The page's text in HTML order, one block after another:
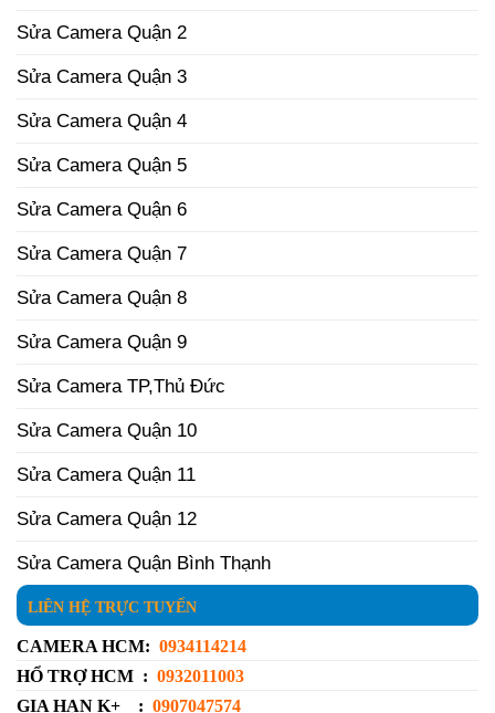
Sửa Camera Quận 2
Sửa Camera Quận 3
Sửa Camera Quận 4
Sửa Camera Quận 5
Sửa Camera Quận 6
Sửa Camera Quận 7
Sửa Camera Quận 8
Sửa Camera Quận 9
Sửa Camera TP,Thủ Đức
Sửa Camera Quận 10
Sửa Camera Quận 11
Sửa Camera Quận 12
Sửa Camera Quận Bình Thạnh
LIÊN HỆ TRỰC TUYẾN
CAMERA HCM: 0934114214
HỔ TRỢ HCM : 0932011003
GIA HẠN K+ : 0907047574